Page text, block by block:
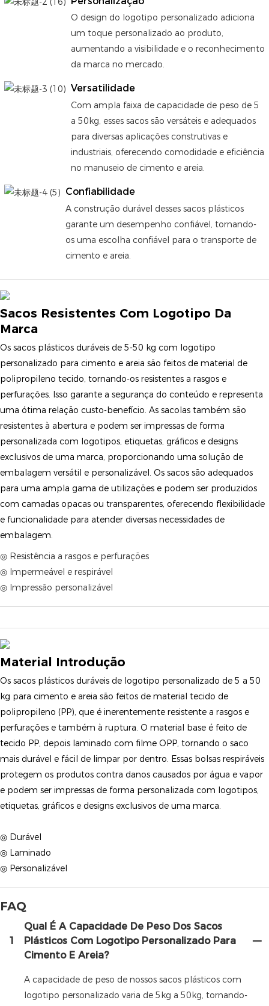
O design do logotipo personalizado adiciona
um toque personalizado ao produto,
aumentando a visibilidade e o reconhecimento
da marca no mercado.
Versatilidade
Com ampla faixa de capacidade de peso de 5
a 50kg, esses sacos são versáteis e adequados
para diversas aplicações construtivas e
industriais, oferecendo comodidade e eficiência
no manuseio de cimento e areia.
Confiabilidade
A construção durável desses sacos plásticos
garante um desempenho confiável, tornando-
os uma escolha confiável para o transporte de
cimento e areia.
Sacos Resistentes Com Logotipo Da
Marca
Os sacos plásticos duráveis ​​de 5-50 kg com logotipo
personalizado para cimento e areia são feitos de material de
polipropileno tecido, tornando-os resistentes a rasgos e
perfurações. Isso garante a segurança do conteúdo e representa
uma ótima relação custo-benefício. As sacolas também são
resistentes à abertura e podem ser impressas de forma
personalizada com logotipos, etiquetas, gráficos e designs
exclusivos de uma marca, proporcionando uma solução de
embalagem versátil e personalizável. Os sacos são adequados
para uma ampla gama de utilizações e podem ser produzidos
com camadas opacas ou transparentes, oferecendo flexibilidade
e funcionalidade para atender diversas necessidades de
embalagem.
◎ Resistência a rasgos e perfurações
◎ Impermeável e respirável
◎ Impressão personalizável
Material Introdução
Os sacos plásticos duráveis ​​​​de logotipo personalizado de 5 a 50
kg para cimento e areia são feitos de material tecido de
polipropileno (PP), que é inerentemente resistente a rasgos e
perfurações e também à ruptura. O material base é feito de
tecido PP, depois laminado com filme OPP, tornando o saco
mais durável e fácil de limpar por dentro. Essas bolsas respiráveis ​​
protegem os produtos contra danos causados ​​por água e vapor
e podem ser impressas de forma personalizada com logotipos,
etiquetas, gráficos e designs exclusivos de uma marca.
◎ Durável
◎ Laminado
◎ Personalizável
FAQ
1
Qual É A Capacidade De Peso Dos Sacos
Plásticos Com Logotipo Personalizado Para
Cimento E Areia?
A capacidade de peso de nossos sacos plásticos com
logotipo personalizado varia de 5kg a 50kg, tornando-